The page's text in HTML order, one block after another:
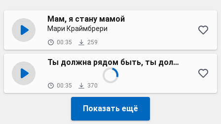
Мам, я стану мамой
Мари Краймбрери
00:35 259
Ты должна рядом быть, ты должна всё простить
00:35 370
Показать ещё